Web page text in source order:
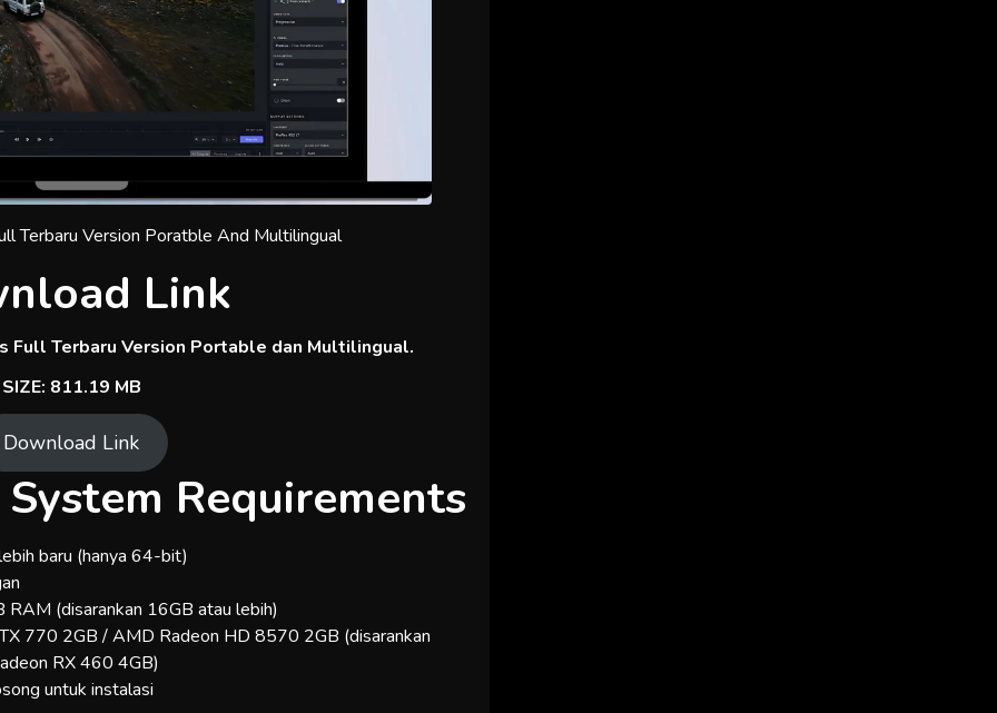
Link
Full Terbaru Version Portable dan Multilingual.
SIZE: 811.19 MB
Download Link
Requirements
baru (hanya 64-bit)
RAM (disarankan 16GB atau lebih)
770 2GB / AMD Radeon HD 8570 2GB (disarankan
RX 460 4GB)
untuk instalasi